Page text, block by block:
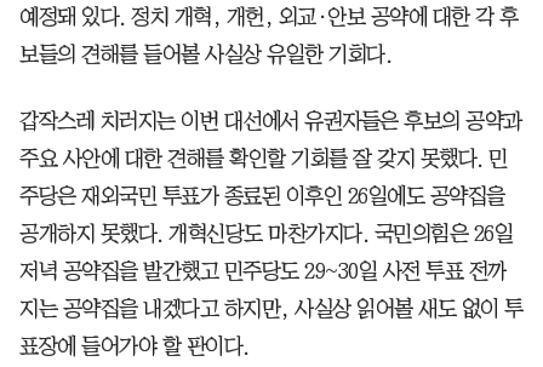
예정돼 있다. 정치 개혁, 개헌, 외교·안보 공약에 대한 각 후
보들의 견해를 들어볼 사실상 유일한 기회다.
갑작스레 치러지는 이번 대선에서 유권자들은 후보의 공약과
주요 사안에 대한 견해를 확인할 기회를 잘 갖지 못했다. 민
주당은 재외국민 투표가 종료된 이후인 26일에도 공약집을
공개하지 못했다. 개혁신당도 마찬가지다. 국민의힘은 26일
저녁 공약집을 발간했고 민주당도 29~30일 사전 투표 전까
지는 공약집을 내겠다고 하지만, 사실상 읽어볼 새도 없이 투
표장에 들어가야 할 판이다.